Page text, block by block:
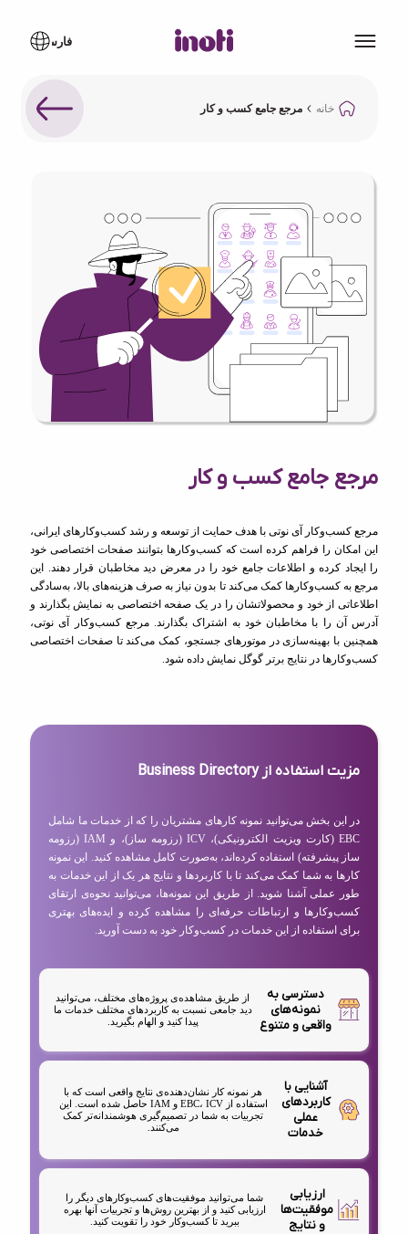
خانه مرجع جامع کسب و کار
مرجع جامع کسب و کار
مرجع کسب‌وکار آی نوتی با هدف حمایت از توسعه و رشد کسب‌وکارهای ایرانی،
این امکان را فراهم کرده است که کسب‌وکارها بتوانند صفحات اختصاصی خود
را ایجاد کرده و اطلاعات جامع خود را در معرض دید مخاطبان قرار دهند. این
مرجع به کسب‌وکارها کمک می‌کند تا بدون نیاز به صرف هزینه‌های بالا، به‌سادگی
اطلاعاتی از خود و محصولاتشان را در یک صفحه اختصاصی به نمایش بگذارند و
آدرس آن را با مخاطبان خود به اشتراک بگذارند. مرجع کسب‌وکار آی نوتی،
همچنین با بهینه‌سازی در موتورهای جستجو، کمک می‌کند تا صفحات اختصاصی
کسب‌وکارها در نتایج برتر گوگل نمایش داده شود.
مزیت استفاده از Business Directory
در این بخش می‌توانید نمونه کارهای مشتریان را که از خدمات ما شامل
EBC (کارت ویزیت الکترونیکی)، ICV (رزومه ساز)، و IAM (رزومه
ساز پیشرفته) استفاده کرده‌اند، به‌صورت کامل مشاهده کنید. این نمونه
کارها به شما کمک می‌کند تا با کاربردها و نتایج هر یک از این خدمات به
طور عملی آشنا شوید. از طریق این نمونه‌ها، می‌توانید نحوه‌ی ارتقای
کسب‌وکارها و ارتباطات حرفه‌ای را مشاهده کرده و ایده‌های بهتری
برای استفاده از این خدمات در کسب‌وکار خود به دست آورید.
دسترسی به
نمونه‌های
واقعی و متنوع
از طریق مشاهده‌ی پروژه‌های مختلف، می‌توانید
دید جامعی نسبت به کاربردهای مختلف خدمات ما
پیدا کنید و الهام بگیرید.
آشنایی با
کاربردهای
عملی
خدمات
هر نمونه کار نشان‌دهنده‌ی نتایج واقعی است که با
استفاده از EBC، ICV و IAM حاصل شده است. این
تجربیات به شما در تصمیم‌گیری هوشمندانه‌تر کمک
می‌کنند.
ارزیابی
موفقیت‌ها
و نتایج
شما می‌توانید موفقیت‌های کسب‌وکارهای دیگر را
ارزیابی کنید و از بهترین روش‌ها و تجربیات آنها بهره
ببرید تا کسب‌وکار خود را تقویت کنید.